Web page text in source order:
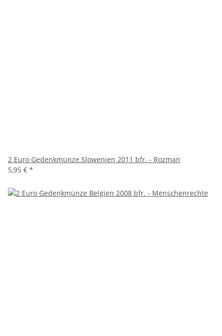
2 Euro Gedenkmünze Slowenien 2011 bfr. - Rozman
5,95 € *